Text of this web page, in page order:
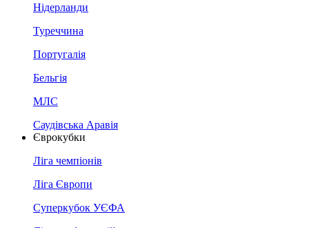
Нідерланди
Туреччина
Португалія
Бельгія
МЛС
Саудівська Аравія
Єврокубки
Ліга чемпіонів
Ліга Європи
Суперкубок УЄФА